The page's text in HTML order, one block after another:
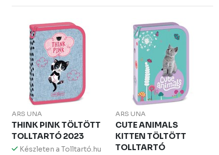
ARS UNA
THINK PINK TÖLTÖTT
TOLLTARTÓ 2023
Készleten a Tolltartó.hu
ARS UNA
CUTE ANIMALS
KITTEN TÖLTÖTT
TOLLTARTÓ